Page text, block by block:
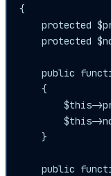
{
protected
protected
public
    {
$this-
$this-
    }
public